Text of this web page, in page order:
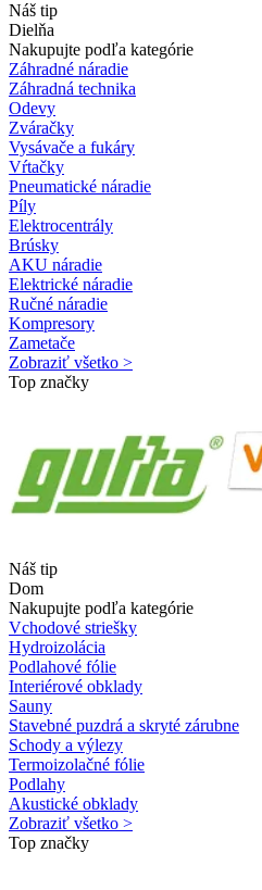
Náš tip
Dielňa
Nakupujte podľa kategórie
Záhradné náradie
Záhradná technika
Odevy
Zváračky
Vysávače a fukáry
Vŕtačky
Pneumatické náradie
Píly
Elektrocentrály
Brúsky
AKU náradie
Elektrické náradie
Ručné náradie
Kompresory
Zametače
Zobraziť všetko >
Top značky
Náš tip
Dom
Nakupujte podľa kategórie
Vchodové striešky
Hydroizolácia
Podlahové fólie
Interiérové obklady
Sauny
Stavebné puzdrá a skryté zárubne
Schody a výlezy
Termoizolačné fólie
Podlahy
Akustické obklady
Zobraziť všetko >
Top značky